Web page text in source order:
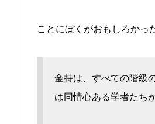
ことにぼくがおもしろかっ
金持は、すべての階級
は同情心ある学者たち